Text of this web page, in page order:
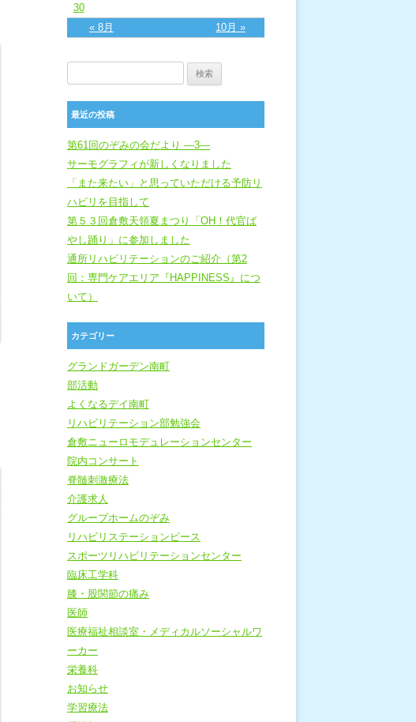
« 8月 10月 »
30
最近の投稿
第61回のぞみの会だより ―3―
サーモグラフィが新しくなりました
「また来たい」と思っていただける予防リ
ハビリを目指して
第５３回倉敷天領夏まつり「OH！代官ば
やし踊り」に参加しました
通所リハビリテーションのご紹介（第2
回：専門ケアエリア『HAPPINESS』につ
いて）
カテゴリー
グランドガーデン南町
部活動
よくなるデイ南町
リハビリテーション部勉強会
倉敷ニューロモデュレーションセンター
院内コンサート
脊髄刺激療法
介護求人
グループホームのぞみ
リハビリステーションピース
スポーツリハビリテーションセンター
臨床工学科
膝・股関節の痛み
医師
医療福祉相談室・メディカルソーシャルワ
ーカー
栄養科
お知らせ
学習療法